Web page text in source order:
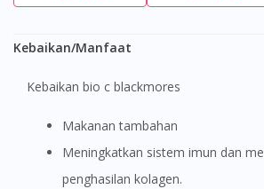
Kebaikan/Manfaat
Kebaikan bio c blackmores
Makanan tambahan
Meningkatkan sistem imun dan menyokong
penghasilan kolagen.